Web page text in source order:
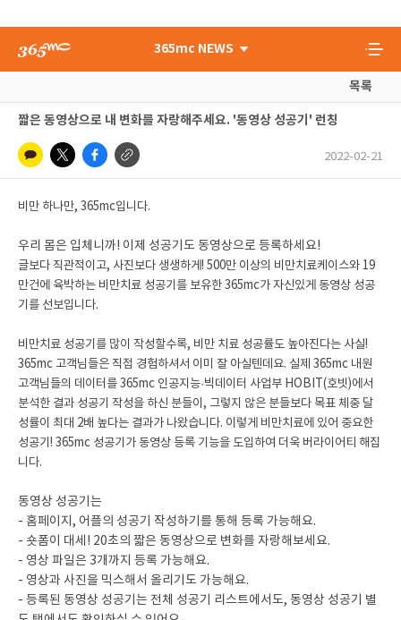
365mc NEWS
목록
짧은 동영상으로 내 변화를 자랑해주세요. '동영상 성공기' 런칭
2022-02-21
비만 하나만, 365mc입니다.
우리 몸은 입체니까! 이제 성공기도 동영상으로 등록하세요!
글보다 직관적이고, 사진보다 생생하게! 500만 이상의 비만치료케이스와 19
만건에 육박하는 비만치료 성공기를 보유한 365mc가 자신있게 동영상 성공
기를 선보입니다.
비만치료 성공기를 많이 작성할수록, 비만 치료 성공률도 높아진다는 사실!
365mc 고객님들은 직접 경험하셔서 이미 잘 아실텐데요. 실제 365mc 내원
고객님들의 데이터를 365mc 인공지능·빅데이터 사업부 HOBIT(호빗)에서
분석한 결과 성공기 작성을 하신 분들이, 그렇지 않은 분들보다 목표 체중 달
성률이 최대 2배 높다는 결과가 나왔습니다. 이렇게 비만치료에 있어 중요한
성공기! 365mc 성공기가 동영상 등록 기능을 도입하여 더욱 버라이어티 해집
니다.
동영상 성공기는
- 홈페이지, 어플의 성공기 작성하기를 통해 등록 가능해요.
- 숏폼이 대세! 20초의 짧은 동영상으로 변화를 자랑해보세요.
- 영상 파일은 3개까지 등록 가능해요.
- 영상과 사진을 믹스해서 올리기도 가능해요.
- 등록된 동영상 성공기는 전체 성공기 리스트에서도, 동영상 성공기 별